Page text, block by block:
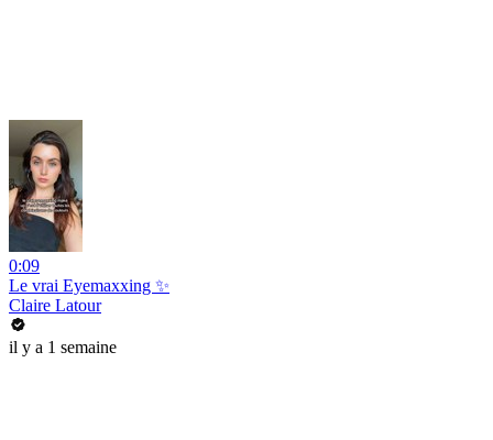
0:09
Le vrai Eyemaxxing ✨
Claire Latour
il y a 1 semaine